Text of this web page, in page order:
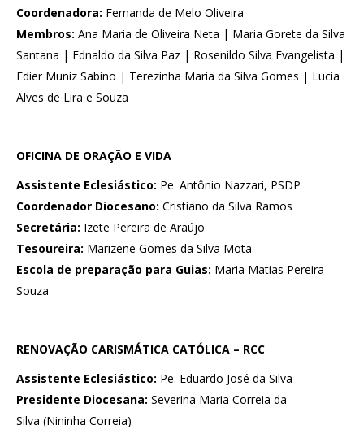
Coordenadora: Fernanda de Melo Oliveira
Membros: Ana Maria de Oliveira Neta | Maria Gorete da Silva
Santana | Ednaldo da Silva Paz | Rosenildo Silva Evangelista |
Edier Muniz Sabino | Terezinha Maria da Silva Gomes | Lucia
Alves de Lira e Souza
OFICINA DE ORAÇÃO E VIDA
Assistente Eclesiástico: Pe. Antônio Nazzari, PSDP
Coordenador Diocesano: Cristiano da Silva Ramos
Secretária: Izete Pereira de Araújo
Tesoureira: Marizene Gomes da Silva Mota
Escola de preparação para Guias: Maria Matias Pereira
Souza
RENOVAÇÃO CARISMÁTICA CATÓLICA – RCC
Assistente Eclesiástico: Pe. Eduardo José da Silva
Presidente Diocesana: Severina Maria Correia da
Silva (Nininha Correia)